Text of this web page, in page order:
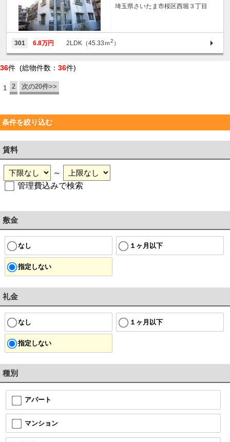
埼玉県さいたま市桜区西堀３丁目
301 6.8万円 2LDK（45.33ｍ2 ）
36件 (総物件数： 36件)
1 2 次の20件>>
条件を絞り込む
賃料
～
管理費込みで検索
敷金
なし １ヶ月以下
指定しない
礼金
なし １ヶ月以下
指定しない
種別
アパート
マンション